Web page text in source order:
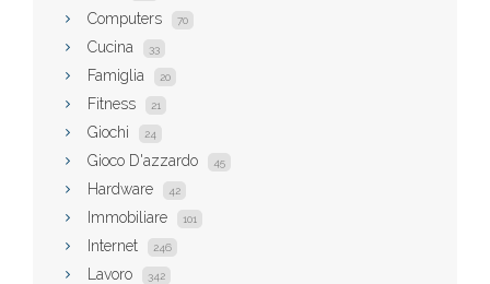
Computers 70
Cucina 33
Famiglia 20
Fitness 21
Giochi 24
Gioco D'azzardo 45
Hardware 42
Immobiliare 101
Internet 246
Lavoro 342